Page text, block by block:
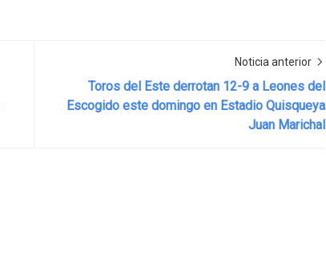
Noticia anterior
Toros del Este derrotan 12-9 a Leones del
Escogido este domingo en Estadio Quisqueya
Juan Marichal